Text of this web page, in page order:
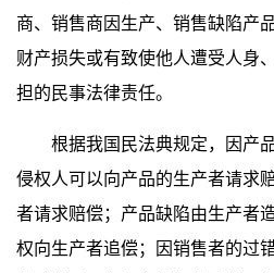
商、销售商因生产、销售缺陷产
财产损失或有致使他人遭受人身
担的民事法律责任。
根据我国民法典规定，因产
侵权人可以向产品的生产者请求
者请求赔偿；产品缺陷由生产者
权向生产者追偿；因销售者的过